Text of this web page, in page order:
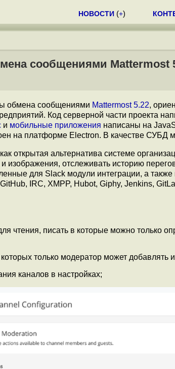
НОВОСТИ (+)
сообщениями Mattermost
обмена сообщениями Mattermost 5.22,
Код серверной части проекта
и мобильные приложения написаны на
на платформе Electron. В качестве СУБД
открытая альтернатива системе
изображения, отслеживать историю
для Slack модули интеграции, а
IRC, XMPP, Hubot, Giphy, Jenkins,
чтения, писать в которые можно только
только модератор может добавлять
каналов в настройках;